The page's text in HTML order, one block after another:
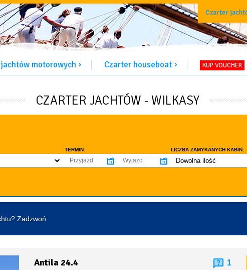
Czarter
motorowych Czarter houseboat KUP VOUCHER
CZARTER JACHTÓW - WILKASY
TERMIN: LICZBA ZAMYKANYCH KABIN:
Dowolna ilość
co najmniej 3
patentu / licencji
Lodówka
Flybridge
Zadzwoń
Antila 24.4 1